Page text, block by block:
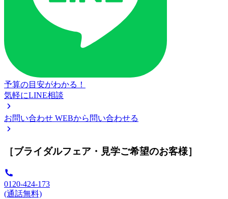
予算の目安がわかる！
気軽にLINE相談
お問い合わせ WEBから問い合わせる
［ブライダルフェア・見学ご希望のお客様］
0120-424-173
(通話無料)